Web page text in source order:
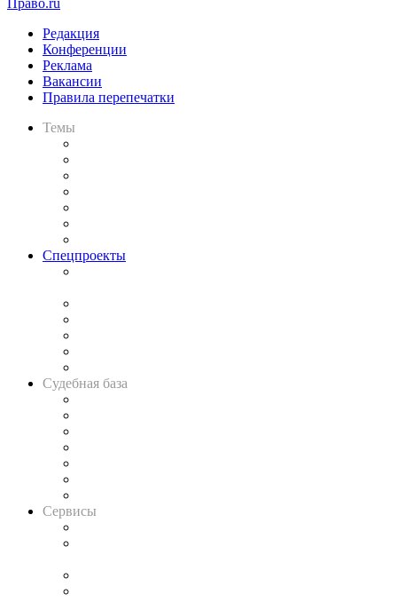
Редакция
Конференции
Реклама
Вакансии
Правила перепечатки
Темы
Спецпроекты
Судебная база
Сервисы